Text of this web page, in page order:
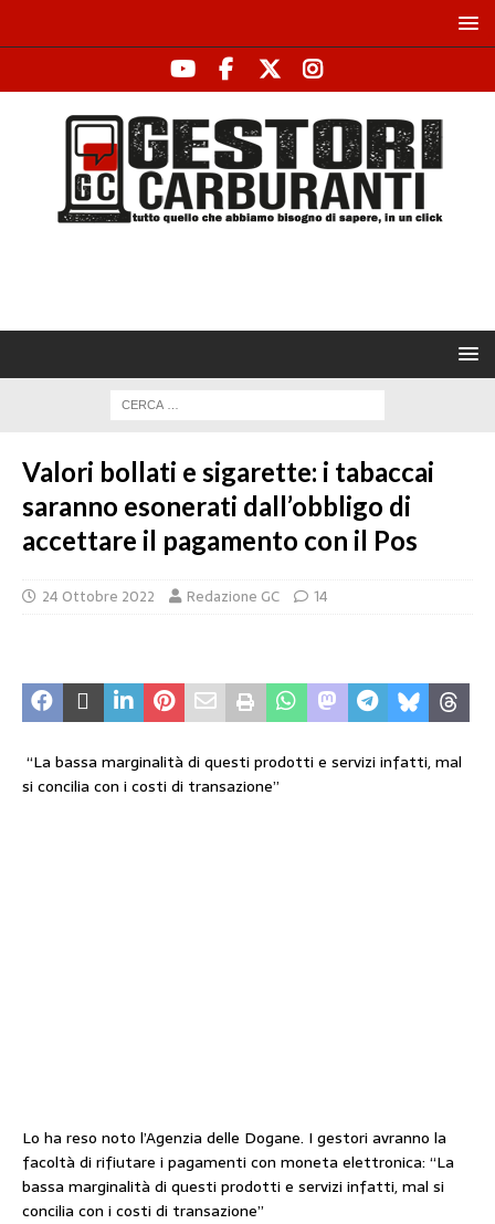
Valori bollati e sigarette: i tabaccai
saranno esonerati dall’obbligo di
accettare il pagamento con il Pos
24 Ottobre 2022 Redazione GC 14
“La bassa marginalità di questi prodotti e servizi infatti, mal
si concilia con i costi di transazione”
Lo ha reso noto l’Agenzia delle Dogane. I gestori avranno la
facoltà di rifiutare i pagamenti con moneta elettronica: “La
bassa marginalità di questi prodotti e servizi infatti, mal si
concilia con i costi di transazione”